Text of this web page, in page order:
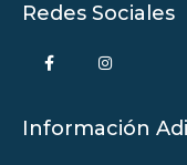
Redes Sociales
Información